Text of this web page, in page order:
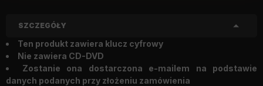
SZCZEGÓŁY
Ten produkt zawiera klucz cyfrowy
Nie zawiera CD-DVD
Zostanie ona dostarczona e-mailem na podstawie
danych podanych przy złożeniu zamówienia